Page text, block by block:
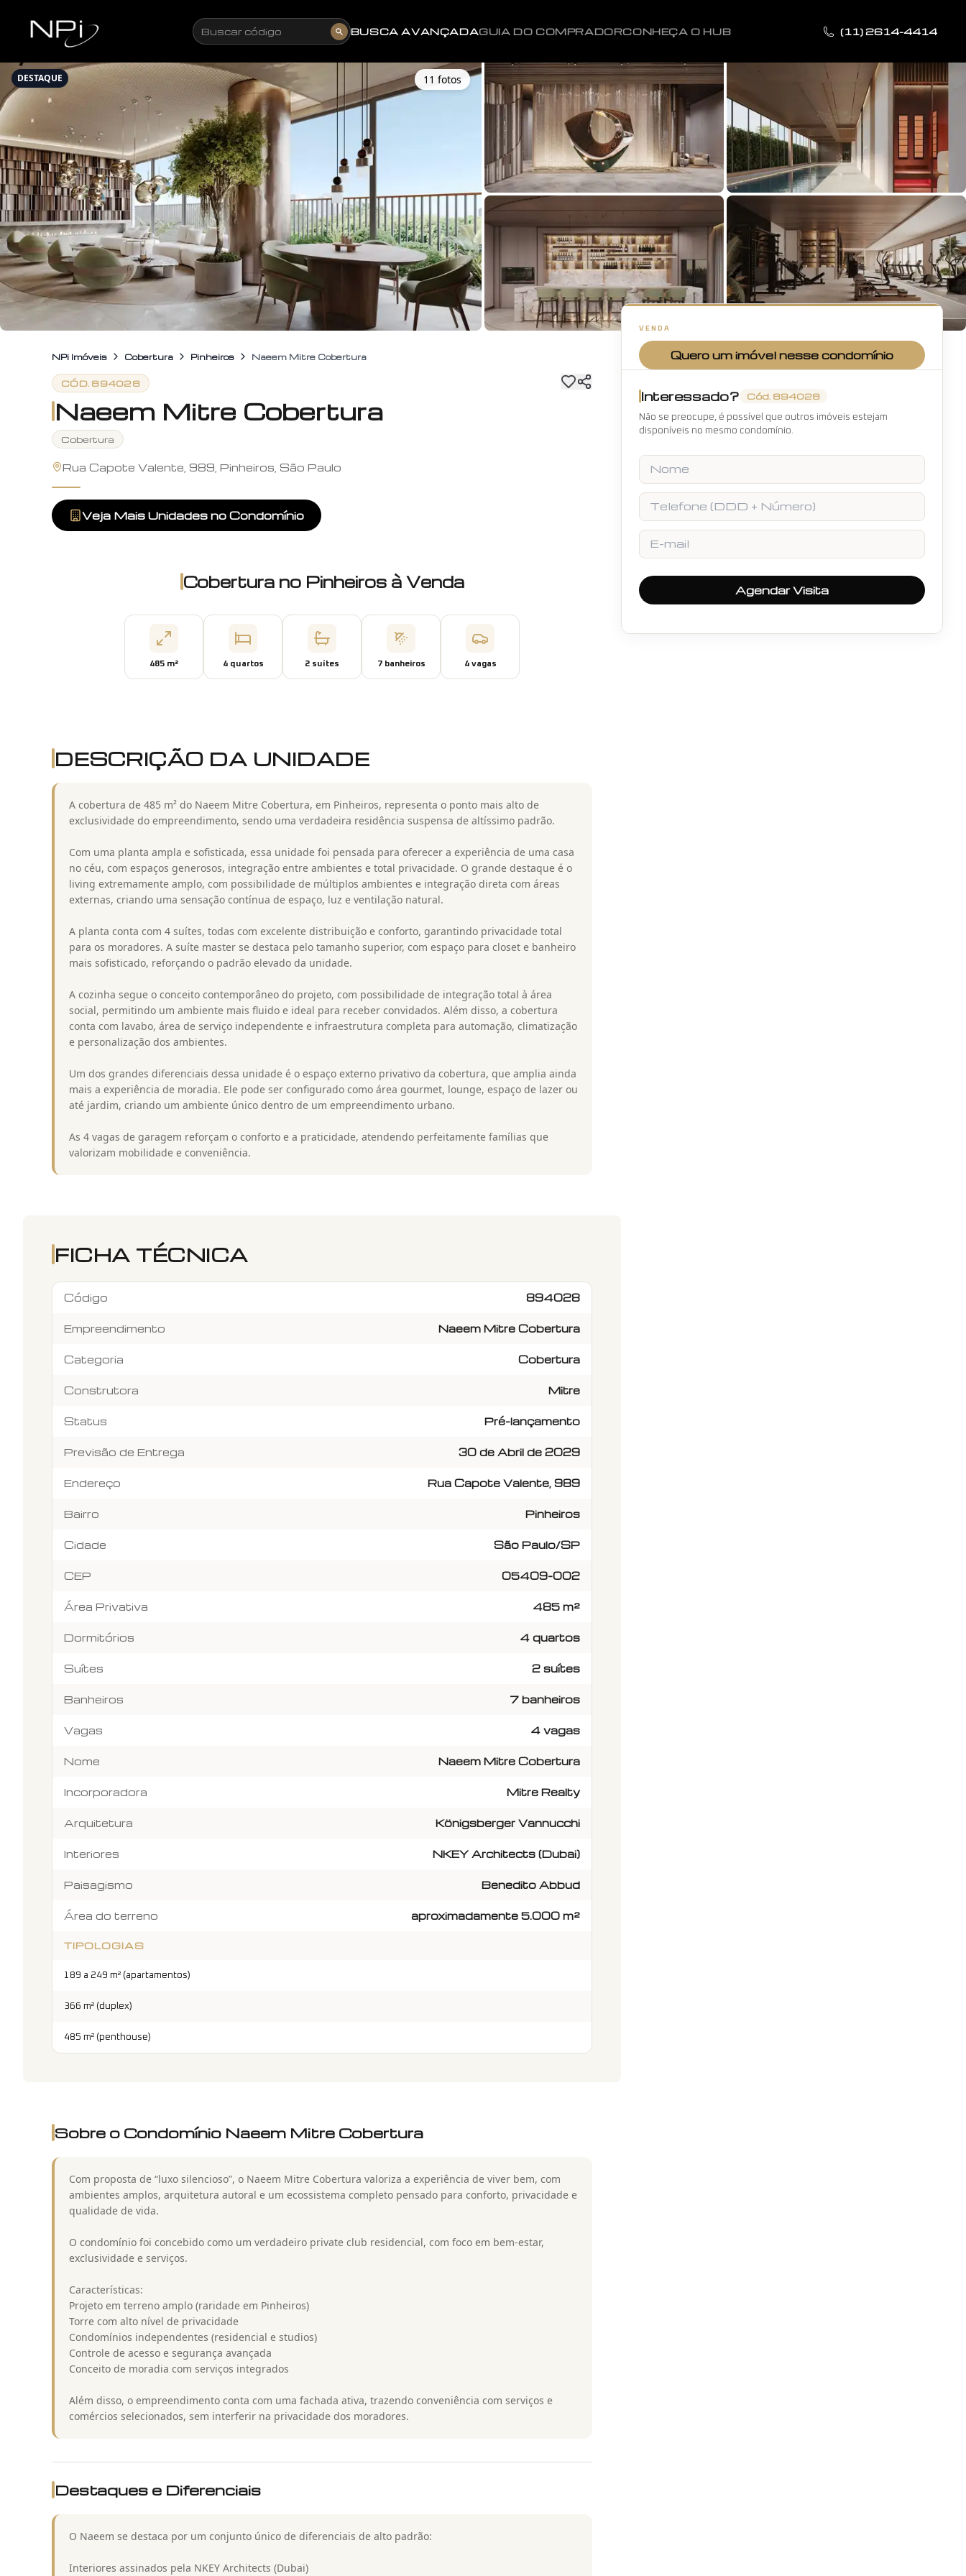
Buscar código BUSCA AVANÇADAGUIA DO COMPRADORCONHEÇA O HUB (11) 2614-4414
DESTAQUE 11 fotos
+6fotos
NPi Imóveis Cobertura Pinheiros Naeem Mitre Cobertura
CÓD. 894028
Naeem Mitre Cobertura
Cobertura
Rua Capote Valente, 989, Pinheiros, São Paulo
Veja Mais Unidades no Condomínio
Cobertura no Pinheiros à Venda
485 m² 4quartos 2 suítes 7banheiros 4vagas
DESCRIÇÃO DA UNIDADE
A cobertura de 485 m² do Naeem Mitre Cobertura, em Pinheiros, representa o ponto mais alto de
exclusividade do empreendimento, sendo uma verdadeira residência suspensa de altíssimo padrão.
Com uma planta ampla e sofisticada, essa unidade foi pensada para oferecer a experiência de uma casa
no céu, com espaços generosos, integração entre ambientes e total privacidade. O grande destaque é o
living extremamente amplo, com possibilidade de múltiplos ambientes e integração direta com áreas
externas, criando uma sensação contínua de espaço, luz e ventilação natural.
A planta conta com 4 suítes, todas com excelente distribuição e conforto, garantindo privacidade total
para os moradores. A suíte master se destaca pelo tamanho superior, com espaço para closet e banheiro
mais sofisticado, reforçando o padrão elevado da unidade.
A cozinha segue o conceito contemporâneo do projeto, com possibilidade de integração total à área
social, permitindo um ambiente mais fluido e ideal para receber convidados. Além disso, a cobertura
conta com lavabo, área de serviço independente e infraestrutura completa para automação, climatização
e personalização dos ambientes.
Um dos grandes diferenciais dessa unidade é o espaço externo privativo da cobertura, que amplia ainda
mais a experiência de moradia. Ele pode ser configurado como área gourmet, lounge, espaço de lazer ou
até jardim, criando um ambiente único dentro de um empreendimento urbano.
As 4 vagas de garagem reforçam o conforto e a praticidade, atendendo perfeitamente famílias que
valorizam mobilidade e conveniência.
FICHA TÉCNICA
Código 894028
Empreendimento Naeem Mitre Cobertura
Categoria Cobertura
Construtora Mitre
Status Pré-lançamento
Previsão de Entrega 30 de Abril de 2029
Endereço Rua Capote Valente, 989
Bairro Pinheiros
Cidade São Paulo/SP
CEP 05409-002
Área Privativa 485 m²
Dormitórios 4 quartos
Suítes 2 suítes
Banheiros 7 banheiros
Vagas 4 vagas
Nome Naeem Mitre Cobertura
Incorporadora Mitre Realty
Arquitetura Königsberger Vannucchi
Interiores NKEY Architects (Dubai)
Paisagismo Benedito Abbud
Área do terreno aproximadamente 5.000 m²
TIPOLOGIAS
189 a 249 m² (apartamentos)
366 m² (duplex)
485 m² (penthouse)
Sobre o Condomínio Naeem Mitre Cobertura
Com proposta de “luxo silencioso”, o Naeem Mitre Cobertura valoriza a experiência de viver bem, com
ambientes amplos, arquitetura autoral e um ecossistema completo pensado para conforto, privacidade e
qualidade de vida.
O condomínio foi concebido como um verdadeiro private club residencial, com foco em bem-estar,
exclusividade e serviços.
Características:
Projeto em terreno amplo (raridade em Pinheiros)
Torre com alto nível de privacidade
Condomínios independentes (residencial e studios)
Controle de acesso e segurança avançada
Conceito de moradia com serviços integrados
Além disso, o empreendimento conta com uma fachada ativa, trazendo conveniência com serviços e
comércios selecionados, sem interferir na privacidade dos moradores.
Destaques e Diferenciais
O Naeem se destaca por um conjunto único de diferenciais de alto padrão:
Interiores assinados pela NKEY Architects (Dubai)
VENDA
Quero um imóvel nesse condomínio
Interessado? Cód. 894028
Não se preocupe, é possível que outros imóveis estejam
disponíveis no mesmo condomínio.
Nome
Telefone
E-mail
Agendar Visita